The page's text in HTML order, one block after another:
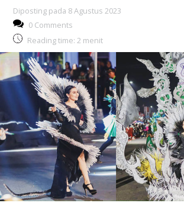
Diposting pada 8 Agustus 2023
0 Comments
Reading time: 2 menit